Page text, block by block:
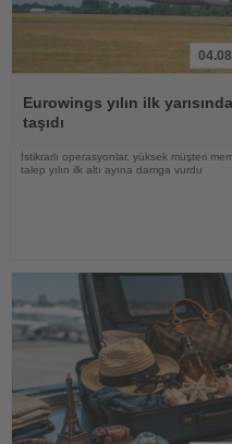
Oku
Eurowings yılın ilk
taşıdı
İstikrarlı operasyonlar, yüksek müşteri
talep yılın ilk altı ayına damga vurdu